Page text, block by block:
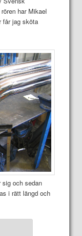
har Mikael
får jag sköta
sig och sedan
i rätt längd och